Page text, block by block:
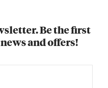
Be the first
and offers!